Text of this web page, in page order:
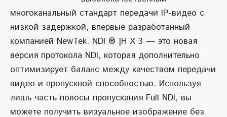
многоканальный стандарт передачи IP-видео с
низкой задержкой, впервые разработанный
компанией NewTek. NDI ® |H X 3 — это новая
версия протокола NDI, которая дополнительно
оптимизирует баланс между качеством передачи
видео и пропускной способностью. Используя
лишь часть полосы пропускания Full NDI, вы
можете получить визуальное изображение без